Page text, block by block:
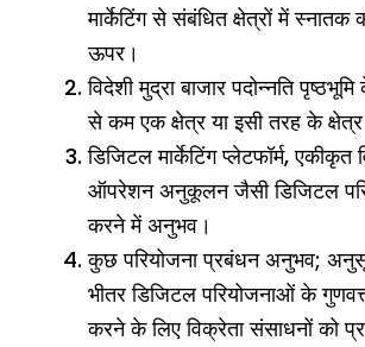
मार्केटिंग से संबंधित क्षेत्रों में स्नातक
ऊपर।
विदेशी मुद्रा बाजार पदोन्नति
से कम एक क्षेत्र या इसी तरह के
डिजिटल मार्केटिंग प्लेटफॉर्म,
ऑपरेशन अनुकूलन जैसी डिजिटल
करने में अनुभव।
कुछ परियोजना प्रबंधन अनुभव;
भीतर डिजिटल परियोजनाओं के
करने के लिए विक्रेता संसाधनों को